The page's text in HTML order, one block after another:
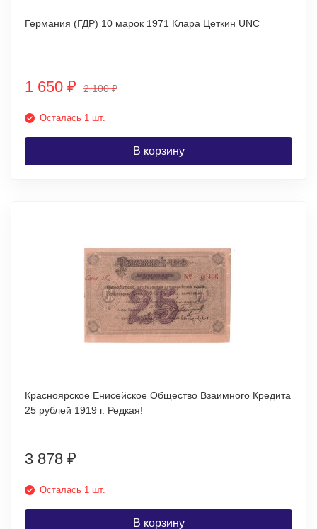
Германия (ГДР) 10 марок 1971 Клара Цеткин UNC
1 650 ₽ 2 100₽
Осталась 1 шт.
В корзину
Красноярское Енисейское Общество Взаимного Кредита
25 рублей 1919 г. Редкая!
3 878 ₽
Осталась 1 шт.
В корзину